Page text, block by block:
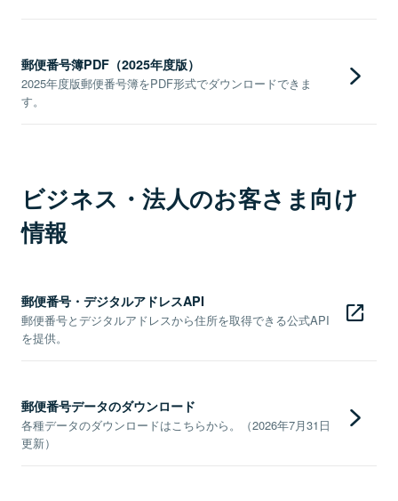
郵便番号簿PDF（2025年度版）
2025年度版郵便番号簿をPDF形式でダウンロードできま
す。
ビジネス・法人のお客さま向け
情報
郵便番号・デジタルアドレスAPI
郵便番号とデジタルアドレスから住所を取得できる公式API
を提供。
郵便番号データのダウンロード
各種データのダウンロードはこちらから。（2026年7月31日
更新）